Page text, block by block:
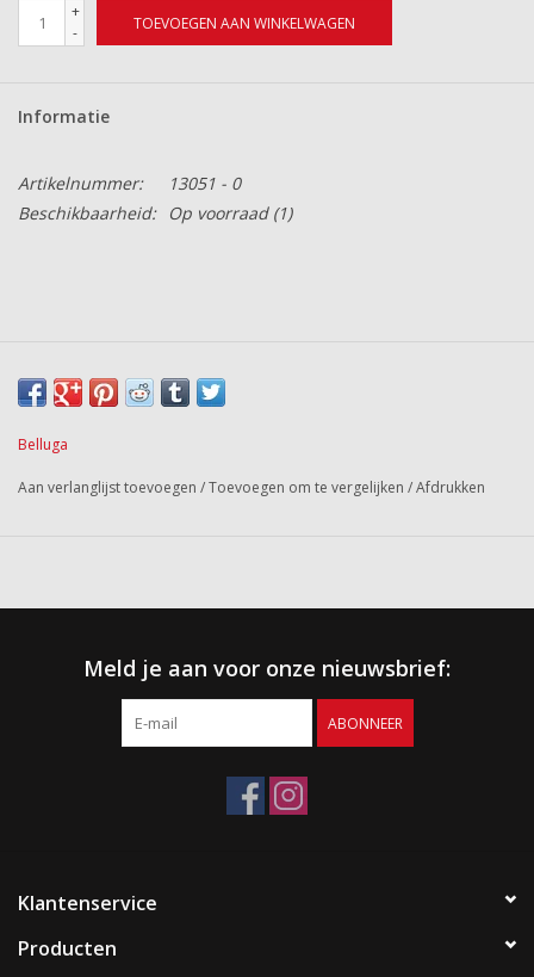
+
-
TOEVOEGEN AAN WINKELWAGEN
Informatie
Artikelnummer:
13051 - 0
Beschikbaarheid:
Op voorraad(1)
Belluga
Aan verlanglijst toevoegen /Toevoegen om te vergelijken /Afdrukken
Meld je aan voor onze nieuwsbrief:
ABONNEER
Klantenservice
Producten